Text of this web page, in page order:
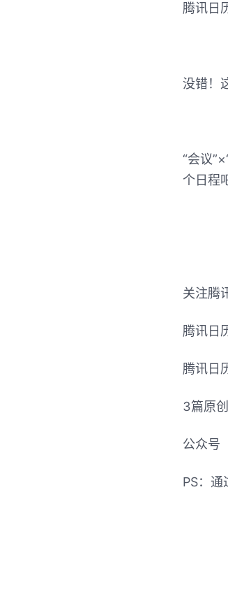
腾讯日
没错！
“会议
个日程
关注腾
腾讯日
腾讯日
3篇原
公众号
PS：